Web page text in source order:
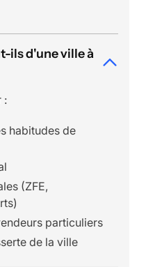
ils d'une ville à
:
habitudes de
(ZFE,
particuliers
de la ville